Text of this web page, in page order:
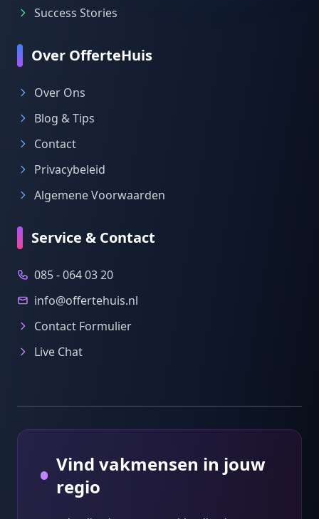
Success Stories
Over OfferteHuis
Over Ons
Blog & Tips
Contact
Privacybeleid
Algemene Voorwaarden
Service & Contact
085 - 064 03 20
info@offertehuis.nl
Contact Formulier
Live Chat
Vind vakmensen in jouw
regio